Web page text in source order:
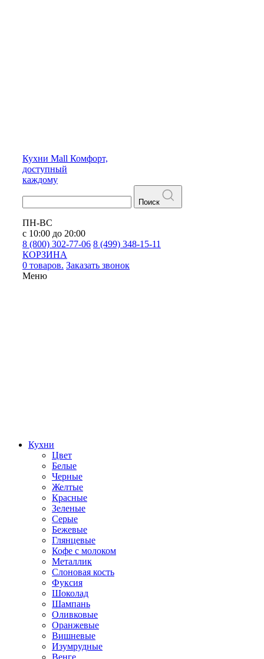
Кухни Mall Комфорт,
доступный
каждому
Поиск
ПН-ВС
с 10:00 до 20:00
8 (800) 302-77-06 8 (499) 348-15-11
КОРЗИНА
0 товаров. Заказать звонок
Меню
Кухни
Цвет
Белые
Черные
Желтые
Красные
Зеленые
Серые
Бежевые
Глянцевые
Кофе с молоком
Металлик
Слоновая кость
Фуксия
Шоколад
Шампань
Оливковые
Оранжевые
Вишневые
Изумрудные
Венге